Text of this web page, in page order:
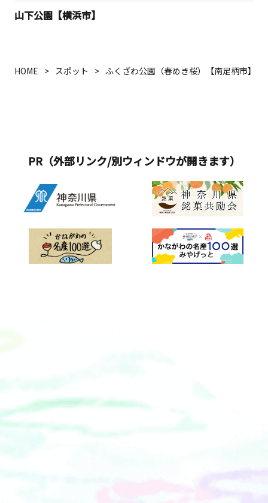
山下公園【横浜市】
HOME スポット ふくざわ公園（春めき桜）【南足柄市】
PR（外部リンク/別ウィンドウが開きます）